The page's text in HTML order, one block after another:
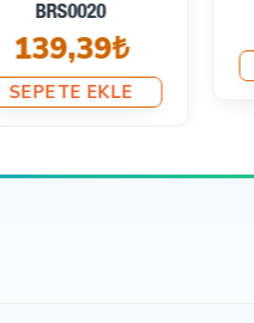
BRS0020
139,39₺
SEPETE EKLE